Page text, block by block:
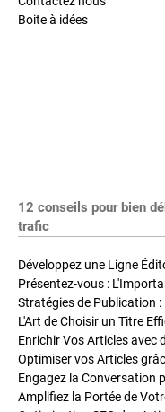
Boite à idées
12 conseils pour bien
trafic
Développez une Ligne
Présentez-vous :
L'Art de Choisir un Titre
Optimiser vos Articles
Engagez la Conversation
Amplifiez la Portée de